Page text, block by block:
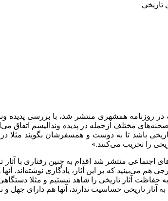
تاریخی
همشهری منتشر شد، با بررسی پدیده
مختلف ازجمله در پدیده وندالیسم اتفاق
را تخریب می‌کنند.»
منتشر شد اقدام به چنین رفتاری با آثار
که بر این آثار، یادگاری نوشته‌اند. آنها
حفاظت آثار تاریخی را شاهد نیستیم و مثلا
تاریخی حساسیت ندارند، آنها هم دارای جهل و